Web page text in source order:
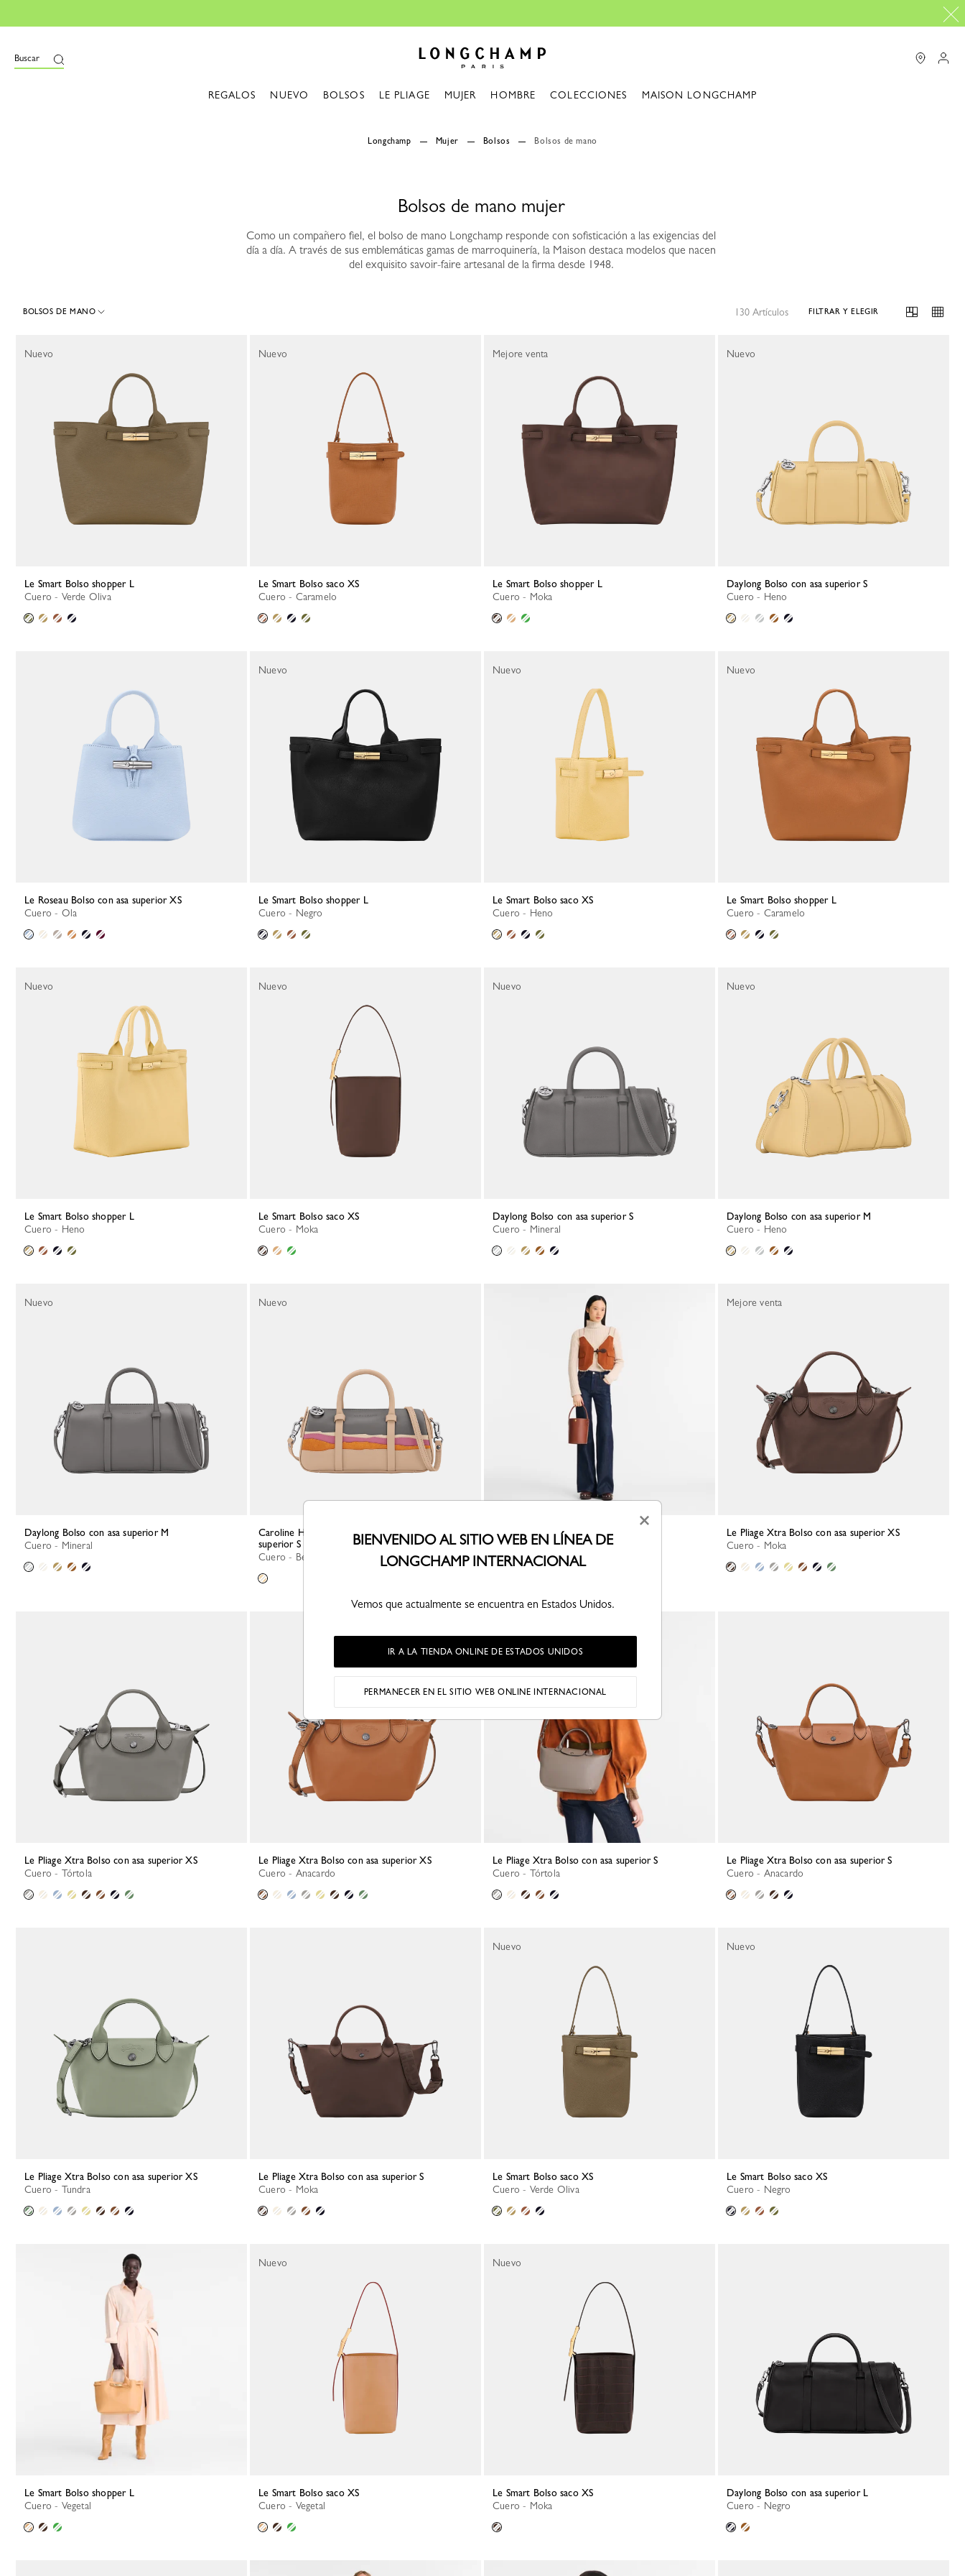
Buscar
REGALOS NUEVO BOLSOS LE PLIAGE MUJER HOMBRE COLECCIONES MAISON LONGCHAMP
Longchamp Mujer Bolsos Bolsos de mano
Bolsos de mano mujer
Como un compañero fiel, el bolso de mano Longchamp responde con sofisticación a las exigencias del
día a día. A través de sus emblemáticas gamas de marroquinería, la Maison destaca modelos que nacen
del exquisito savoir-faire artesanal de la firma desde 1948.
BOLSOS DE MANO 130 Artículos FILTRAR Y ELEGIR
Le Smart Bolso shopper L
Cuero - Verde Oliva
Nuevo
Le Smart Bolso saco XS
Cuero - Caramelo
Nuevo
Le Smart Bolso shopper L
Cuero - Moka
Mejore venta
Daylong Bolso con asa superior S
Cuero - Heno
Nuevo
Le Roseau Bolso con asa superior XS
Cuero - Ola
Le Smart Bolso shopper L
Cuero - Negro
Nuevo
Le Smart Bolso saco XS
Cuero - Heno
Nuevo
Le Smart Bolso shopper L
Cuero - Caramelo
Nuevo
Le Smart Bolso shopper L
Cuero - Heno
Nuevo
Le Smart Bolso saco XS
Cuero - Moka
Nuevo
Daylong Bolso con asa superior S
Cuero - Mineral
Nuevo
Daylong Bolso con asa superior M
Cuero - Heno
Nuevo
Daylong Bolso con asa superior M
Cuero - Mineral
Nuevo
Caroline Hélain x Longchamp Bolso con asa
superior S
Cuero - Beige
Nuevo
Épure Bolso saco S
Cuero - Marrón
Le Pliage Xtra Bolso con asa superior XS
Cuero - Moka
Mejore venta
Le Pliage Xtra Bolso con asa superior XS
Cuero - Tórtola
Le Pliage Xtra Bolso con asa superior XS
Cuero - Anacardo
Le Pliage Xtra Bolso con asa superior S
Cuero - Tórtola
Le Pliage Xtra Bolso con asa superior S
Cuero - Anacardo
Le Pliage Xtra Bolso con asa superior XS
Cuero - Tundra
Le Pliage Xtra Bolso con asa superior S
Cuero - Moka
Le Smart Bolso saco XS
Cuero - Verde Oliva
Nuevo
Le Smart Bolso saco XS
Cuero - Negro
Nuevo
Le Smart Bolso shopper L
Cuero - Vegetal
Le Smart Bolso saco XS
Cuero - Vegetal
Nuevo
Le Smart Bolso saco XS
Cuero - Moka
Nuevo
Daylong Bolso con asa superior L
Cuero - Negro
×
BIENVENIDO AL SITIO WEB EN LÍNEA DE
LONGCHAMP INTERNACIONAL
Vemos que actualmente se encuentra en Estados Unidos.
IR A LA TIENDA ONLINE DE ESTADOS UNIDOS
PERMANECER EN EL SITIO WEB ONLINE INTERNACIONAL